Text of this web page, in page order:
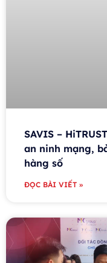
SAVIS –
an ninh mạng,
hàng số
ĐỌC BÀI VIẾT »